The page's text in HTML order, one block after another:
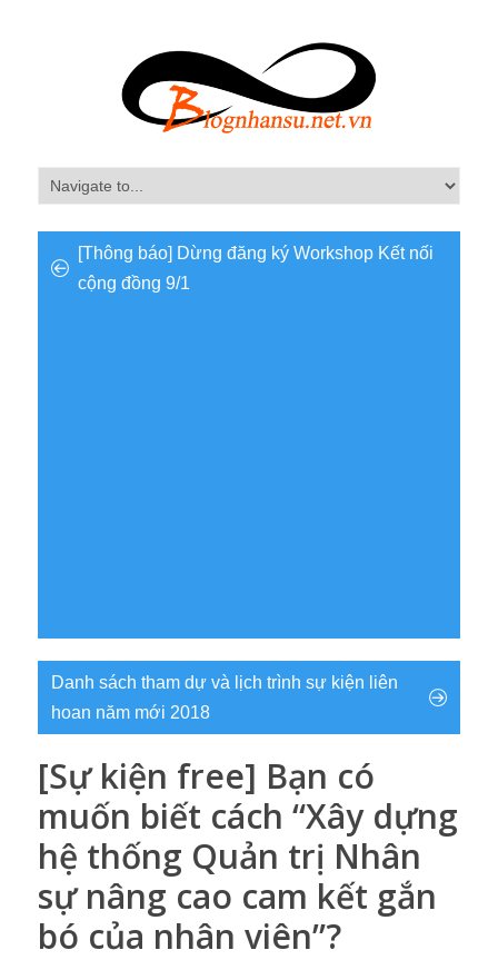
[Thông báo] Dừng đăng ký Workshop Kết nối
cộng đồng 9/1
Danh sách tham dự và lịch trình sự kiện liên
hoan năm mới 2018
[Sự kiện free] Bạn có
muốn biết cách “Xây dựng
hệ thống Quản trị Nhân
sự nâng cao cam kết gắn
bó của nhân viên”?